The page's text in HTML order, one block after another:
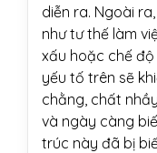
diễn ra. Ngoài
như tư thế làm
xấu hoặc chế
yếu tố trên sẽ
chằng, chất
và ngày càng
trúc này đã bị